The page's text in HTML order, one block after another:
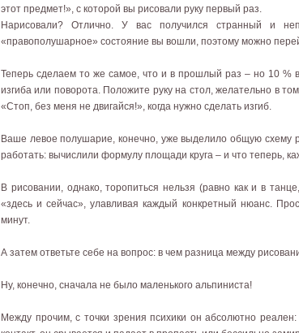
этот предмет!», с которой вы рисовали руку первый раз.
Нарисовали? Отлично. У вас получился странный и
«правополушарное» состояние вы вошли, поэтому можно
Теперь сделаем то же самое, что и в прошлый раз – но 10 %
изгиба или поворота. Положите руку на стол, желательно в
«Стоп, без меня не двигайся!», когда нужно сделать изгиб.
Ваше левое полушарие, конечно, уже выделило общую схему
работать: вычислили формулу площади круга – и что теперь,
В рисовании, однако, торопиться нельзя (равно как и в
«здесь и сейчас», улавливая каждый конкретный нюанс.
минут.
А затем ответьте себе на вопрос: в чем разница между
Ну, конечно, сначала не было маленького альпиниста!
Между прочим, с точки зрения психики он абсолютно